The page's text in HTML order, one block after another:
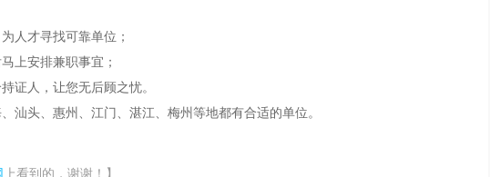
人才寻找可靠单位；
上安排兼职事宜；
证人，让您无后顾之忧。
汕头、惠州、江门、湛江、梅州等地都有合适的单位。
上看到的，谢谢！】